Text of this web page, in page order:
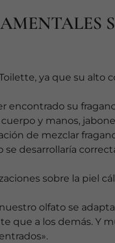
ya que su
encontrado su
y manos,
de mezclar
se desarrollaría
sobre la piel
olfato se
que a los demás. Y